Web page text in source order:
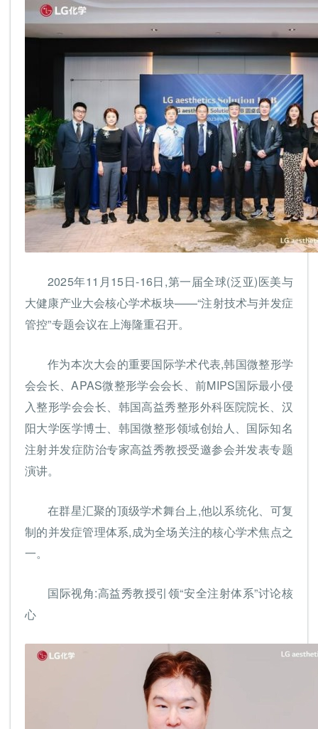
2025年11月15日-16日,第一届全球(泛亚)医美与
大健康产业大会核心学术板块——“注射技术与并发症
管控”专题会议在上海隆重召开。
作为本次大会的重要国际学术代表,韩国微整形学
会会长、APAS微整形学会会长、前MIPS国际最小侵
入整形学会会长、韩国高益秀整形外科医院院长、汉
阳大学医学博士、韩国微整形领域创始人、国际知名
注射并发症防治专家高益秀教授受邀参会并发表专题
演讲。
在群星汇聚的顶级学术舞台上,他以系统化、可复
制的并发症管理体系,成为全场关注的核心学术焦点之
一。
国际视角:高益秀教授引领“安全注射体系”讨论核
心